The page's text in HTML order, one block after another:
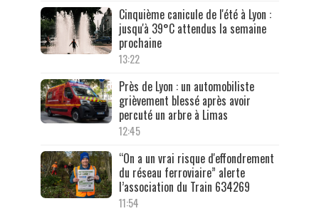
Cinquième canicule de l'été à Lyon :
jusqu'à 39°C attendus la semaine
prochaine
13:22
Près de Lyon : un automobiliste
grièvement blessé après avoir
percuté un arbre à Limas
12:45
“On a un vrai risque d'effondrement
du réseau ferroviaire” alerte
l’association du Train 634269
11:54